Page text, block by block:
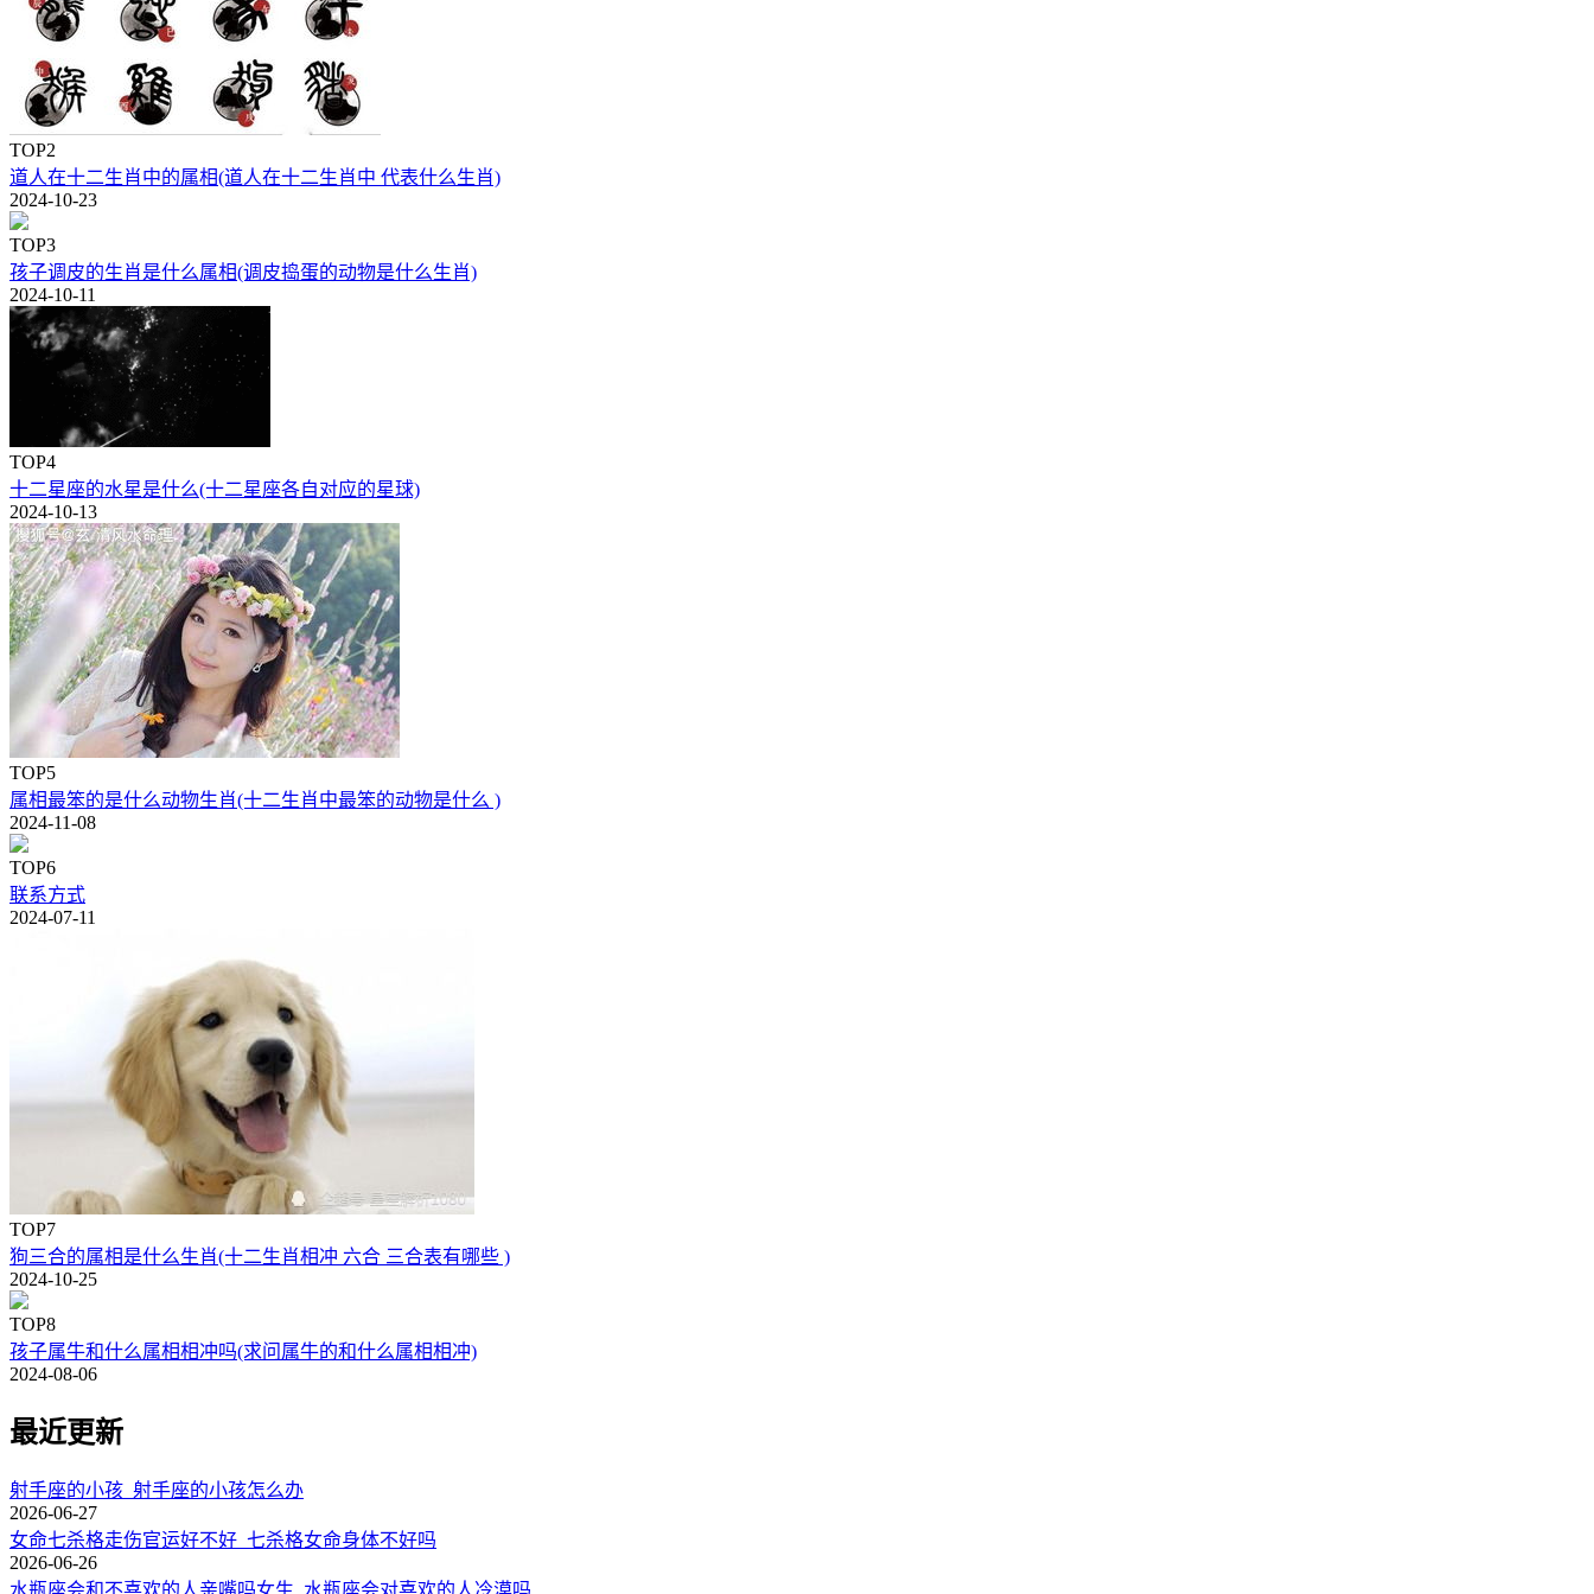
TOP2
道人在十二生肖中的属相(道人在十二生肖中 代表什么生肖)
2024-10-23
TOP3
孩子调皮的生肖是什么属相(调皮捣蛋的动物是什么生肖)
2024-10-11
TOP4
十二星座的水星是什么(十二星座各自对应的星球)
2024-10-13
TOP5
属相最笨的是什么动物生肖(十二生肖中最笨的动物是什么 )
2024-11-08
TOP6
联系方式
2024-07-11
TOP7
狗三合的属相是什么生肖(十二生肖相冲 六合 三合表有哪些 )
2024-10-25
TOP8
孩子属牛和什么属相相冲吗(求问属牛的和什么属相相冲)
2024-08-06
最近更新
射手座的小孩_射手座的小孩怎么办
2026-06-27
女命七杀格走伤官运好不好_七杀格女命身体不好吗
2026-06-26